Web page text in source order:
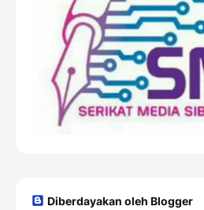
Diberdayakan oleh Blogger